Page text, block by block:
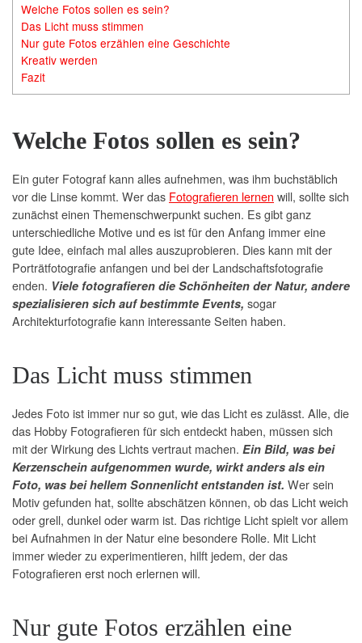
Welche Fotos sollen es sein?
Das Licht muss stimmen
Nur gute Fotos erzählen eine Geschichte
Kreativ werden
Fazit
Welche Fotos sollen es sein?
Ein guter Fotograf kann alles aufnehmen, was ihm buchstäblich
vor die Linse kommt. Wer das Fotografieren lernen will, sollte sich
zunächst einen Themenschwerpunkt suchen. Es gibt ganz
unterschiedliche Motive und es ist für den Anfang immer eine
gute Idee, einfach mal alles auszuprobieren. Dies kann mit der
Porträtfotografie anfangen und bei der Landschaftsfotografie
enden. Viele fotografieren die Schönheiten der Natur, andere
spezialisieren sich auf bestimmte Events, sogar
Architekturfotografie kann interessante Seiten haben.
Das Licht muss stimmen
Jedes Foto ist immer nur so gut, wie das Licht es zulässt. Alle, die
das Hobby Fotografieren für sich entdeckt haben, müssen sich
mit der Wirkung des Lichts vertraut machen. Ein Bild, was bei
Kerzenschein aufgenommen wurde, wirkt anders als ein
Foto, was bei hellem Sonnenlicht entstanden ist. Wer sein
Motiv gefunden hat, sollte abschätzen können, ob das Licht weich
oder grell, dunkel oder warm ist. Das richtige Licht spielt vor allem
bei Aufnahmen in der Natur eine besondere Rolle. Mit Licht
immer wieder zu experimentieren, hilft jedem, der das
Fotografieren erst noch erlernen will.
Nur gute Fotos erzählen eine